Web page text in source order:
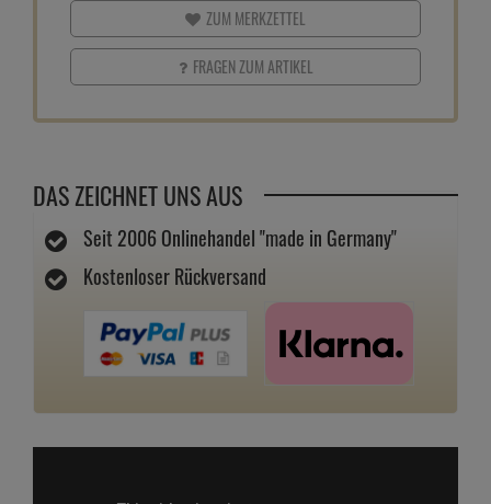
ZUM MERKZETTEL
FRAGEN ZUM ARTIKEL
DAS ZEICHNET UNS AUS
Seit 2006 Onlinehandel "made in Germany"
Kostenloser Rückversand